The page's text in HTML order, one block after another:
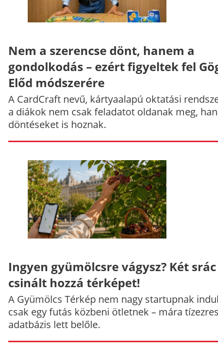
Nem a szerencse dönt, hanem a
gondolkodás – ezért figyeltek fel
Előd módszerére
A CardCraft nevű, kártyaalapú oktatási
a diákok nem csak feladatot oldanak meg,
döntéseket is hoznak.
Ingyen gyümölcsre vágysz? Két srác
csinált hozzá térképet!
A Gyümölcs Térkép nem nagy startupnak
csak egy futás közbeni ötletnek – mára
adatbázis lett belőle.